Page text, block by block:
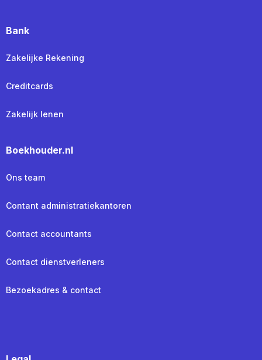
Bank
Zakelijke Rekening
Creditcards
Zakelijk lenen
Boekhouder.nl
Ons team
Contant administratiekantoren
Contact accountants
Contact dienstverleners
Bezoekadres & contact